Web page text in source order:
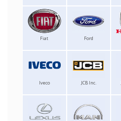
Fiat Ford
Iveco JCB Inc.